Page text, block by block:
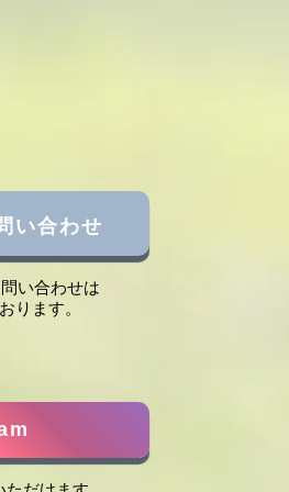
い合わせ
い合わせは
ります。